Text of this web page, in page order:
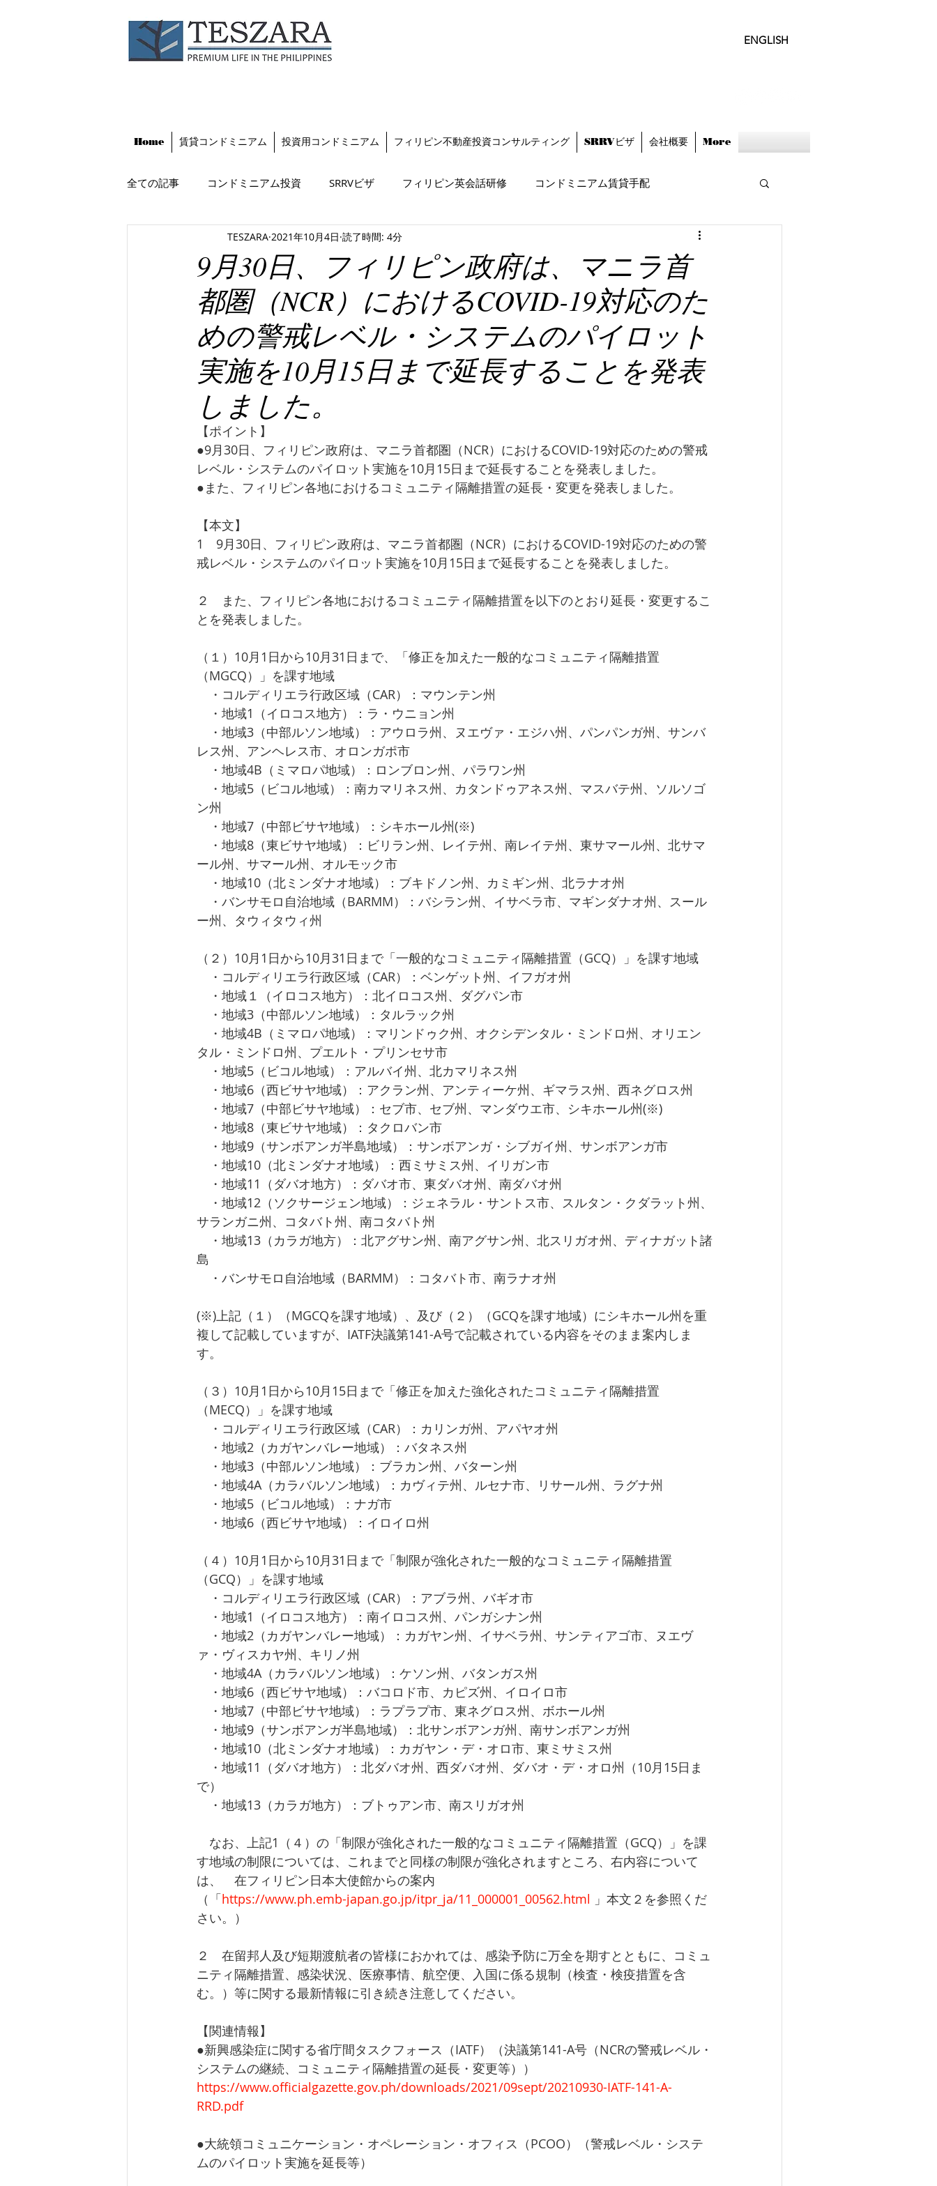
ENGLISH
Home 賃貸コンドミニアム 投資用コンドミニアム フィリピン不動産投資コンサルティング SRRVビザ 会社概要 More
全ての記事 コンドミニアム投資 SRRVビザ フィリピン英会話研修 コンドミニアム賃貸手配
フィリピンのビジネス環境
9月30日、フィリピン政府は、マニラ首
都圏（NCR）におけるCOVID-19対応のた
めの警戒レベル・システムのパイロット
実施を10月15日まで延長することを発表
しました。
TESZARA 2021年10月4日 読了時間: 4分
【ポイント】
●9月30日、フィリピン政府は、マニラ首都圏（NCR）におけるCOVID-19対応のための警戒
レベル・システムのパイロット実施を10月15日まで延長することを発表しました。
●また、フィリピン各地におけるコミュニティ隔離措置の延長・変更を発表しました。
【本文】
1　9月30日、フィリピン政府は、マニラ首都圏（NCR）におけるCOVID-19対応のための警
戒レベル・システムのパイロット実施を10月15日まで延長することを発表しました。
２　また、フィリピン各地におけるコミュニティ隔離措置を以下のとおり延長・変更するこ
とを発表しました。
（１）10月1日から10月31日まで、「修正を加えた一般的なコミュニティ隔離措置
（MGCQ）」を課す地域
・コルディリエラ行政区域（CAR）：マウンテン州
・地域1（イロコス地方）：ラ・ウニョン州
・地域3（中部ルソン地域）：アウロラ州、ヌエヴァ・エジハ州、パンパンガ州、サンバ
レス州、アンヘレス市、オロンガポ市
・地域4B（ミマロパ地域）：ロンブロン州、パラワン州
・地域5（ビコル地域）：南カマリネス州、カタンドゥアネス州、マスバテ州、ソルソゴ
ン州
・地域7（中部ビサヤ地域）：シキホール州(※)
・地域8（東ビサヤ地域）：ビリラン州、レイテ州、南レイテ州、東サマール州、北サマ
ール州、サマール州、オルモック市
・地域10（北ミンダナオ地域）：ブキドノン州、カミギン州、北ラナオ州
・バンサモロ自治地域（BARMM）：バシラン州、イサベラ市、マギンダナオ州、スール
ー州、タウィタウィ州
（２）10月1日から10月31日まで「一般的なコミュニティ隔離措置（GCQ）」を課す地域
・コルディリエラ行政区域（CAR）：ベンゲット州、イフガオ州
・地域１（イロコス地方）：北イロコス州、ダグパン市
・地域3（中部ルソン地域）：タルラック州
・地域4B（ミマロパ地域）：マリンドゥク州、オクシデンタル・ミンドロ州、オリエン
タル・ミンドロ州、プエルト・プリンセサ市
・地域5（ビコル地域）：アルバイ州、北カマリネス州
・地域6（西ビサヤ地域）：アクラン州、アンティーケ州、ギマラス州、西ネグロス州
・地域7（中部ビサヤ地域）：セブ市、セブ州、マンダウエ市、シキホール州(※)
・地域8（東ビサヤ地域）：タクロバン市
・地域9（サンボアンガ半島地域）：サンボアンガ・シブガイ州、サンボアンガ市
・地域10（北ミンダナオ地域）：西ミサミス州、イリガン市
・地域11（ダバオ地方）：ダバオ市、東ダバオ州、南ダバオ州
・地域12（ソクサージェン地域）：ジェネラル・サントス市、スルタン・クダラット州、
サランガニ州、コタバト州、南コタバト州
・地域13（カラガ地方）：北アグサン州、南アグサン州、北スリガオ州、ディナガット諸
島
・バンサモロ自治地域（BARMM）：コタバト市、南ラナオ州
(※)上記（１）（MGCQを課す地域）、及び（２）（GCQを課す地域）にシキホール州を重
複して記載していますが、IATF決議第141-A号で記載されている内容をそのまま案内しま
す。
（３）10月1日から10月15日まで「修正を加えた強化されたコミュニティ隔離措置
（MECQ）」を課す地域
・コルディリエラ行政区域（CAR）：カリンガ州、アパヤオ州
・地域2（カガヤンバレー地域）：バタネス州
・地域3（中部ルソン地域）：ブラカン州、バターン州
・地域4A（カラバルソン地域）：カヴィテ州、ルセナ市、リサール州、ラグナ州
・地域5（ビコル地域）：ナガ市
・地域6（西ビサヤ地域）：イロイロ州
（４）10月1日から10月31日まで「制限が強化された一般的なコミュニティ隔離措置
（GCQ）」を課す地域
・コルディリエラ行政区域（CAR）：アブラ州、バギオ市
・地域1（イロコス地方）：南イロコス州、パンガシナン州
・地域2（カガヤンバレー地域）：カガヤン州、イサベラ州、サンティアゴ市、ヌエヴ
ァ・ヴィスカヤ州、キリノ州
・地域4A（カラバルソン地域）：ケソン州、バタンガス州
・地域6（西ビサヤ地域）：バコロド市、カピズ州、イロイロ市
・地域7（中部ビサヤ地域）：ラプラプ市、東ネグロス州、ボホール州
・地域9（サンボアンガ半島地域）：北サンボアンガ州、南サンボアンガ州
・地域10（北ミンダナオ地域）：カガヤン・デ・オロ市、東ミサミス州
・地域11（ダバオ地方）：北ダバオ州、西ダバオ州、ダバオ・デ・オロ州（10月15日ま
で）
・地域13（カラガ地方）：ブトゥアン市、南スリガオ州
なお、上記1（４）の「制限が強化された一般的なコミュニティ隔離措置（GCQ）」を課
す地域の制限については、これまでと同様の制限が強化されますところ、右内容について
は、　在フィリピン日本大使館からの案内
（「https://www.ph.emb-japan.go.jp/itpr_ja/11_000001_00562.html 」本文２を参照くだ
さい。）
２　在留邦人及び短期渡航者の皆様におかれては、感染予防に万全を期すとともに、コミュ
ニティ隔離措置、感染状況、医療事情、航空便、入国に係る規制（検査・検疫措置を含
む。）等に関する最新情報に引き続き注意してください。
【関連情報】
●新興感染症に関する省庁間タスクフォース（IATF）（決議第141-A号（NCRの警戒レベル・
システムの継続、コミュニティ隔離措置の延長・変更等））
https://www.officialgazette.gov.ph/downloads/2021/09sept/20210930-IATF-141-A-
RRD.pdf
●大統領コミュニケーション・オペレーション・オフィス（PCOO）（警戒レベル・システ
ムのパイロット実施を延長等）